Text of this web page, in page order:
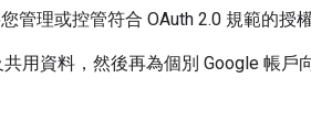
管理或控管符合 OAuth 2.0 規範的授
用資料，然後再為個別 Google 帳戶